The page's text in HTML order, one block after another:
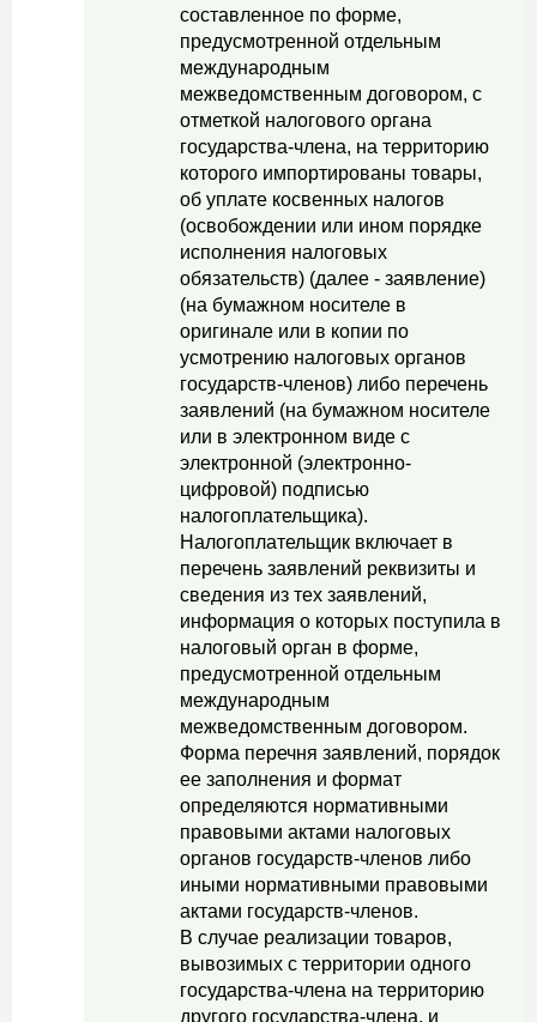
составленное по форме,
предусмотренной отдельным
международным
межведомственным договором, с
отметкой налогового органа
государства-члена, на территорию
которого импортированы товары,
об уплате косвенных налогов
(освобождении или ином порядке
исполнения налоговых
обязательств) (далее - заявление)
(на бумажном носителе в
оригинале или в копии по
усмотрению налоговых органов
государств-членов) либо перечень
заявлений (на бумажном носителе
или в электронном виде с
электронной (электронно-
цифровой) подписью
налогоплательщика).
Налогоплательщик включает в
перечень заявлений реквизиты и
сведения из тех заявлений,
информация о которых поступила в
налоговый орган в форме,
предусмотренной отдельным
международным
межведомственным договором.
Форма перечня заявлений, порядок
ее заполнения и формат
определяются нормативными
правовыми актами налоговых
органов государств-членов либо
иными нормативными правовыми
актами государств-членов.
В случае реализации товаров,
вывозимых с территории одного
государства-члена на территорию
другого государства-члена, и